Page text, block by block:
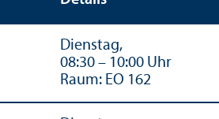
Dienstag,
08:30 – 10:00 Uhr
Raum: EO 162